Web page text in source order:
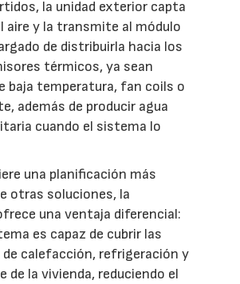
la unidad exterior capta
aire y la transmite al módulo
de distribuirla hacia los
térmicos, ya sean
baja temperatura, fan coils o
además de producir agua
cuando el sistema lo
una planificación más
otras soluciones, la
una ventaja diferencial:
es capaz de cubrir las
de calefacción, refrigeración y
de la vivienda, reduciendo el